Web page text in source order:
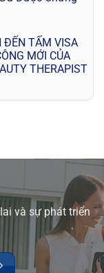
ĐẾN TẤM VISA
MỚI CỦA
THERAPIST
và sự phát triển